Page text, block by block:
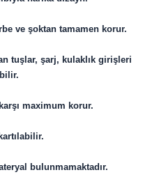
ve şoktan tamamen korur.
tuşlar, şarj, kulaklık girişleri
maximum korur.
bulunmamaktadır.